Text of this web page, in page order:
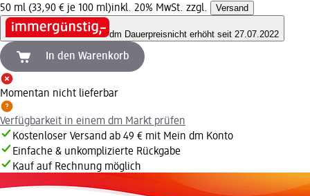
50 ml (33,90 € je 100 ml)inkl. 20% MwSt. zzgl. Versand
dm Dauerpreisnicht erhöht seit 27.07.2022
In den Warenkorb
Momentan nicht lieferbar
Verfügbarkeit in einem dm Markt prüfen
Kostenloser Versand ab 49 € mit Mein dm Konto
Einfache & unkomplizierte Rückgabe
Kauf auf Rechnung möglich